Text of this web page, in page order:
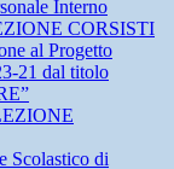
Interno
CORSISTI
al Progetto
21 dal titolo
Scolastico di